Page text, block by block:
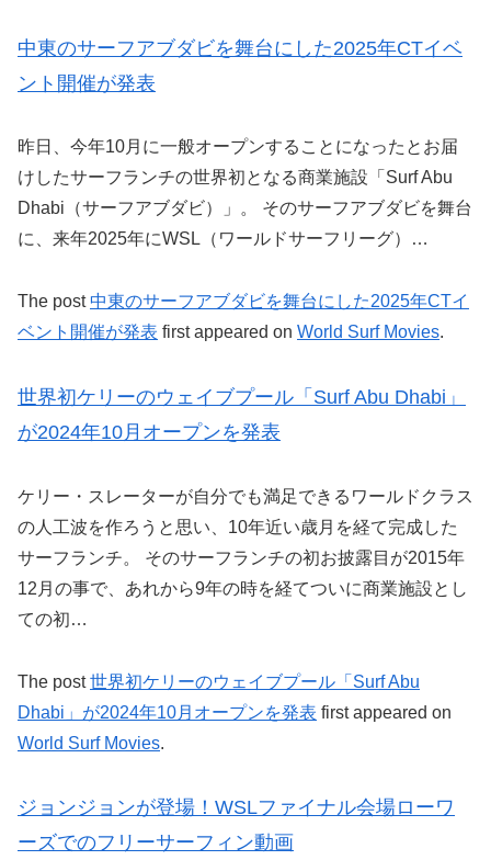
中東のサーフアブダビを舞台にした2025年CTイベ
ント開催が発表
昨日、今年10月に一般オープンすることになったとお届
けしたサーフランチの世界初となる商業施設「Surf Abu
Dhabi（サーフアブダビ）」。 そのサーフアブダビを舞台
に、来年2025年にWSL（ワールドサーフリーグ）…
The post中東のサーフアブダビを舞台にした2025年CTイ
ベント開催が発表 first appeared on World Surf Movies.
世界初ケリーのウェイブプール「Surf Abu Dhabi」
が2024年10月オープンを発表
ケリー・スレーターが自分でも満足できるワールドクラス
の人工波を作ろうと思い、10年近い歳月を経て完成した
サーフランチ。 そのサーフランチの初お披露目が2015年
12月の事で、あれから9年の時を経てついに商業施設とし
ての初…
The post世界初ケリーのウェイブプール「Surf Abu
Dhabi」が2024年10月オープンを発表 first appeared on
World Surf Movies.
ジョンジョンが登場！WSLファイナル会場ローワ
ーズでのフリーサーフィン動画